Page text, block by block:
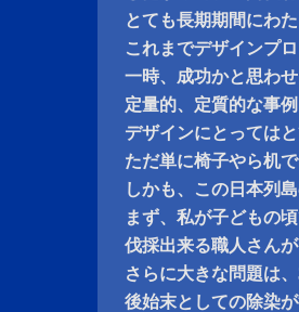
とても長期期間にわ
これまでデザインプ
一時、成功かと思わせ
定量的、定質的な事
デザインにとっては
ただ単に椅子やら机
しかも、この日本列
まず、私が子どもの頃
伐採出来る職人さん
さらに大きな問題は、
後始末としての除染